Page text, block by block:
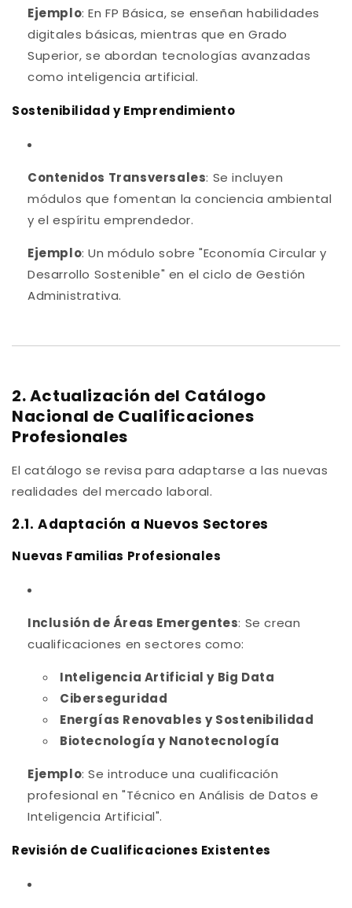
Ejemplo: En FP Básica, se enseñan habilidades
digitales básicas, mientras que en Grado
Superior, se abordan tecnologías avanzadas
como inteligencia artificial.
Sostenibilidad y Emprendimiento
Contenidos Transversales: Se incluyen
módulos que fomentan la conciencia ambiental
y el espíritu emprendedor.
Ejemplo: Un módulo sobre "Economía Circular y
Desarrollo Sostenible" en el ciclo de Gestión
Administrativa.
2. Actualización del Catálogo
Nacional de Cualificaciones
Profesionales
El catálogo se revisa para adaptarse a las nuevas
realidades del mercado laboral.
2.1. Adaptación a Nuevos Sectores
Nuevas Familias Profesionales
Inclusión de Áreas Emergentes: Se crean
cualificaciones en sectores como:
Inteligencia Artificial y Big Data
Ciberseguridad
Energías Renovables y Sostenibilidad
Biotecnología y Nanotecnología
Ejemplo: Se introduce una cualificación
profesional en "Técnico en Análisis de Datos e
Inteligencia Artificial".
Revisión de Cualificaciones Existentes